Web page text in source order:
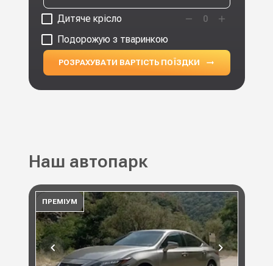
Дитяче крісло 0
Подорожую з тваринкою
РОЗРАХУВАТИ ВАРТІСТЬ ПОЇЗДКИ
Наш автопарк
ПРЕМІУМ